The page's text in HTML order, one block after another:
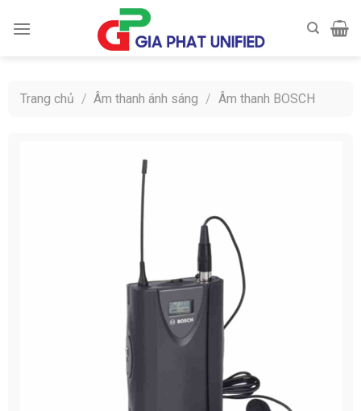
Trang chủ / Âm thanh ánh sáng / Âm thanh BOSCH